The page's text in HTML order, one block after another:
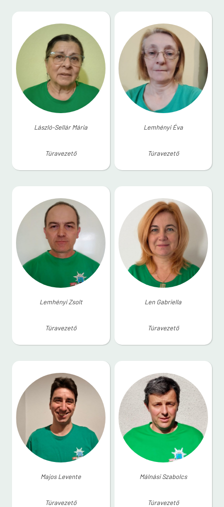
László-Sellár Mária
Túravezető
Lemhényi Éva
Túravezető
Lemhényi Zsolt
Túravezető
Len Gabriella
Túravezető
Majos Levente
Túravezető
Málnási Szabolcs
Túravezető